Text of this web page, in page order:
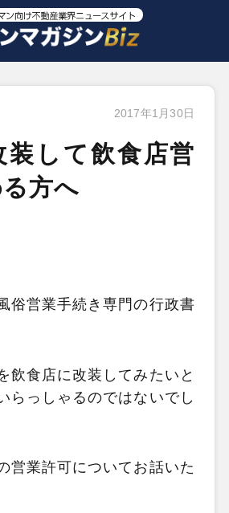
2017年1月30日
装して飲食店営
方へ
俗営業手続き専門の行政書
飲食店に改装してみたいと
らっしゃるのではないでし
営業許可についてお話いた